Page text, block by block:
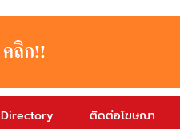
Directory ติดต่อโฆษณา